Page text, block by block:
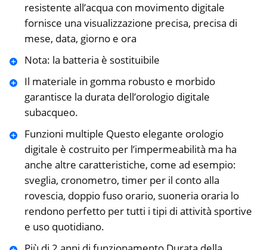
resistente all’acqua con movimento digitale
fornisce una visualizzazione precisa, precisa di
mese, data, giorno e ora
Nota: la batteria è sostituibile
Il materiale in gomma robusto e morbido
garantisce la durata dell’orologio digitale
subacqueo.
Funzioni multiple Questo elegante orologio
digitale è costruito per l’impermeabilità ma ha
anche altre caratteristiche, come ad esempio:
sveglia, cronometro, timer per il conto alla
rovescia, doppio fuso orario, suoneria oraria lo
rendono perfetto per tutti i tipi di attività sportive
e uso quotidiano.